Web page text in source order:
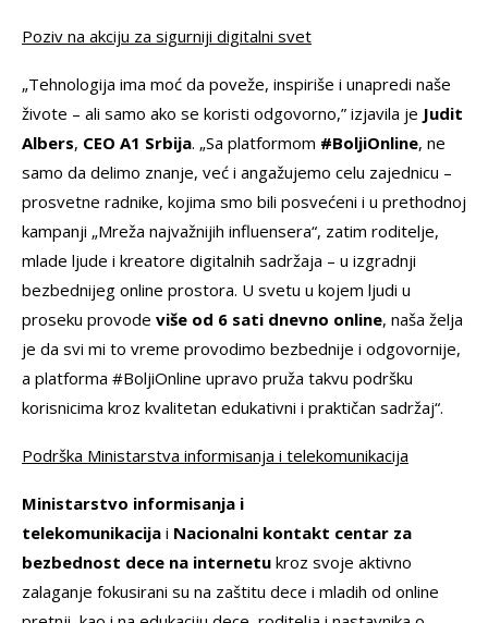
Poziv na akciju za sigurniji digitalni svet
„Tehnologija ima moć da poveže, inspiriše i unapredi naše
živote – ali samo ako se koristi odgovorno,” izjavila je Judit
Albers, CEO A1 Srbija. „Sa platformom #BoljiOnline, ne
samo da delimo znanje, već i angažujemo celu zajednicu –
prosvetne radnike, kojima smo bili posvećeni i u prethodnoj
kampanji „Mreža najvažnijih influensera“, zatim roditelje,
mlade ljude i kreatore digitalnih sadržaja – u izgradnji
bezbednijeg online prostora. U svetu u kojem ljudi u
proseku provode više od 6 sati dnevno online, naša želja
je da svi mi to vreme provodimo bezbednije i odgovornije,
a platforma #BoljiOnline upravo pruža takvu podršku
korisnicima kroz kvalitetan edukativni i praktičan sadržaj“.
Podrška Ministarstva informisanja i telekomunikacija
Ministarstvo informisanja i
telekomunikacija i Nacionalni kontakt centar za
bezbednost dece na internetu kroz svoje aktivno
zalaganje fokusirani su na zaštitu dece i mladih od online